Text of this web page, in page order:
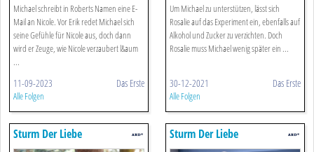
Michael schreibt in Roberts Namen eine E-
Mail an Nicole. Vor Erik redet Michael sich
seine Gefühle für Nicole aus, doch dann
wird er Zeuge, wie Nicole verzaubert l&aum
...
11-09-2023 Das Erste
Alle Folgen
Um Michael zu unterstützen, lässt sich
Rosalie auf das Experiment ein, ebenfalls auf
Alkohol und Zucker zu verzichten. Doch
Rosalie muss Michael wenig später ein ...
30-12-2021 Das Erste
Alle Folgen
Sturm Der Liebe Sturm Der Liebe